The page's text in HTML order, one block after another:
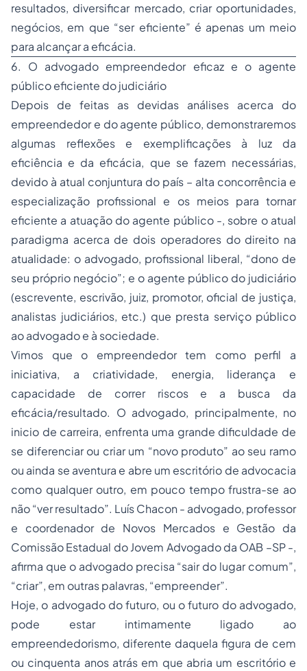
resultados, diversificar mercado, criar oportunidades,
negócios, em que “ser eficiente” é apenas um meio
para alcançar a eficácia.
6. O advogado empreendedor eficaz e o agente
público eficiente do judiciário
Depois de feitas as devidas análises acerca do
empreendedor e do agente público, demonstraremos
algumas reflexões e exemplificações à luz da
eficiência e da eficácia, que se fazem necessárias,
devido à atual conjuntura do país – alta concorrência e
especialização profissional e os meios para tornar
eficiente a atuação do agente público -, sobre o atual
paradigma acerca de dois operadores do direito na
atualidade: o advogado, profissional liberal, “dono de
seu próprio negócio”; e o agente público do judiciário
(escrevente, escrivão, juiz, promotor, oficial de justiça,
analistas judiciários, etc.) que presta serviço público
ao advogado e à sociedade.
Vimos que o empreendedor tem como perfil a
iniciativa, a criatividade, energia, liderança e
capacidade de correr riscos e a busca da
eficácia/resultado. O advogado, principalmente, no
inicio de carreira, enfrenta uma grande dificuldade de
se diferenciar ou criar um “novo produto” ao seu ramo
ou ainda se aventura e abre um escritório de advocacia
como qualquer outro, em pouco tempo frustra-se ao
não “ver resultado”. Luís Chacon - advogado, professor
e coordenador de Novos Mercados e Gestão da
Comissão Estadual do Jovem Advogado da OAB –SP -,
afirma que o advogado precisa “sair do lugar comum”,
“criar”, em outras palavras, “empreender”.
Hoje, o advogado do futuro, ou o futuro do advogado,
pode estar intimamente ligado ao
empreendedorismo, diferente daquela figura de cem
ou cinquenta anos atrás em que abria um escritório e